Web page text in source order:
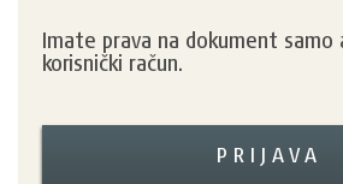
Imate prava na dokument samo
korisnički račun.
PRIJAVA